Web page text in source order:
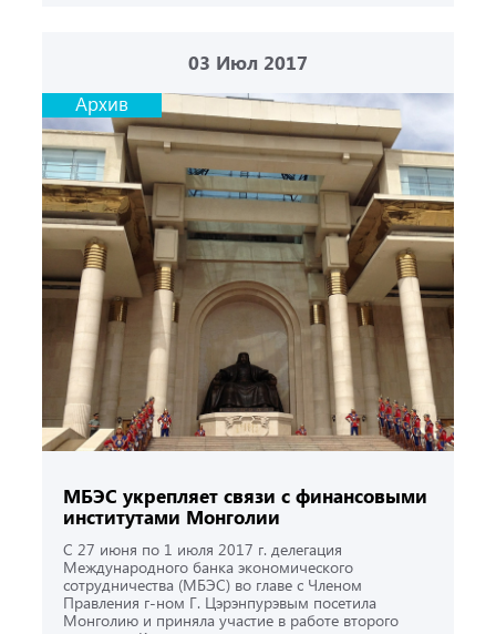
03 Июл 2017
Архив
МБЭС укрепляет связи с финансовыми
ин­сти­ту­та­ми Монголии
С 27 июня по 1 июля 2017 г. делегация
Международного банка экономического
сотрудничества (МБЭС) во главе с Членом
Правления г-ном Г. Цэрэнпурэвым посетила
Монголию и приняла участие в работе второго